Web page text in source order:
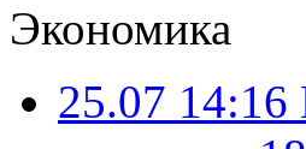
Экономика
25.07 14:16